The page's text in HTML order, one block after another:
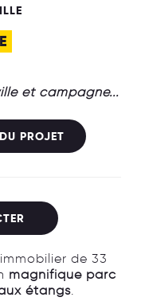
et campagne...
PROJET
de 33
magnifique parc
étangs.